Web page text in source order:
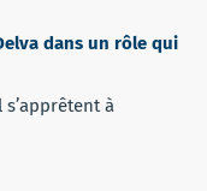
dans un rôle qui
s’apprêtent à